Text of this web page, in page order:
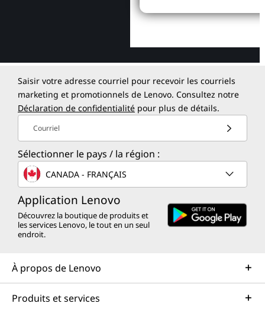
Saisir votre adresse courriel pour recevoir les courriels
marketing et promotionnels de Lenovo. Consultez notre
Déclaration de confidentialité pour plus de détails.
Courriel
Sélectionner le pays / la région :
CANADA - FRANÇAIS
Application Lenovo
Découvrez la boutique de produits et
les services Lenovo, le tout en un seul
endroit.
À propos de Lenovo
Produits et services